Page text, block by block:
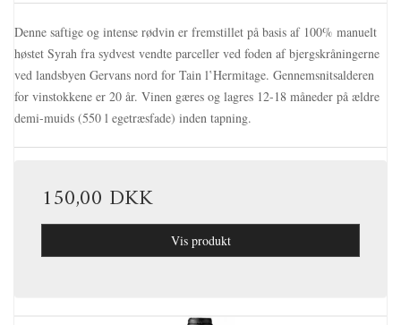
Denne saftige og intense rødvin er fremstillet på basis af 100% manuelt
høstet Syrah fra sydvest vendte parceller ved foden af ​​bjergskråningerne
ved landsbyen Gervans nord for Tain l‛Hermitage. Gennemsnitsalderen
for vinstokkene er 20 år. Vinen gæres og lagres 12-18 måneder på ældre
demi-muids (550 l egetræsfade) inden tapning.
150,00 DKK
Vis produkt